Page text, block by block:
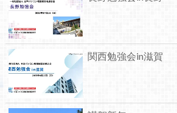
関西勉強会in滋賀